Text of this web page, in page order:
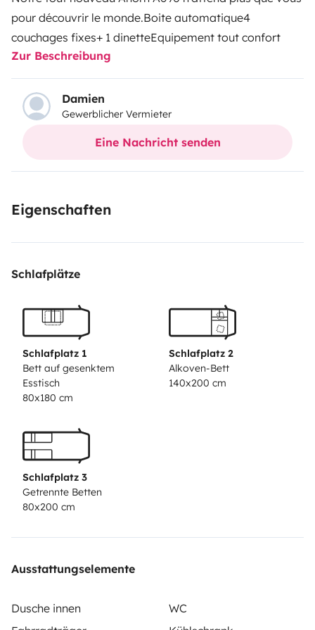
pour découvrir le monde.Boite automatique4
couchages fixes+ 1 dinetteEquipement tout confort
Zur Beschreibung
Damien
Gewerblicher Vermieter
Eine Nachricht senden
Eigenschaften
Schlafplätze
Schlafplatz 1
Bett auf gesenktem
Esstisch
80x180 cm
Schlafplatz 2
Alkoven-Bett
140x200 cm
Schlafplatz 3
Getrennte Betten
80x200 cm
Ausstattungselemente
Dusche innen
WC